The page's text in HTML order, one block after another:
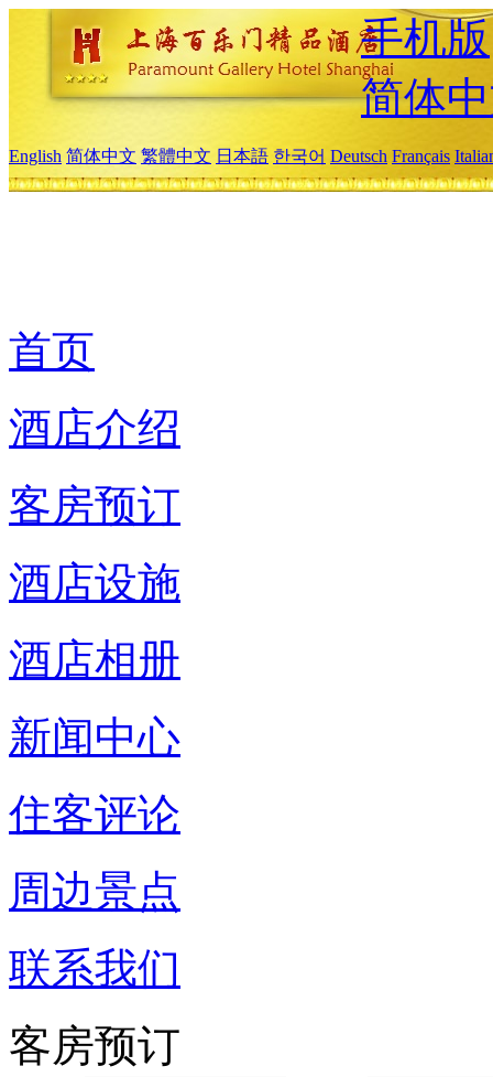
手机版
简体
English 简体中文 繁體中文 日本語 한국어 Deutsch Français
首页
酒店介绍
客房预订
酒店设施
酒店相册
新闻中心
住客评论
周边景点
联系我们
客房预订